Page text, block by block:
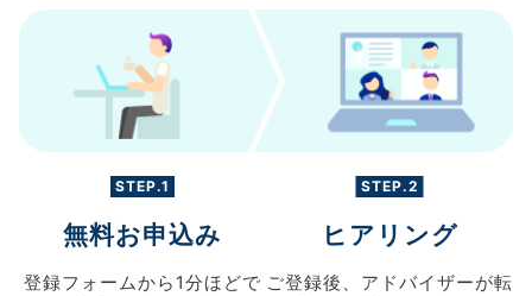
STEP.1
無料お申込み
登録フォームから 1分ほどで
STEP.2
ヒアリング
ご登録後、 アドバイザーが転